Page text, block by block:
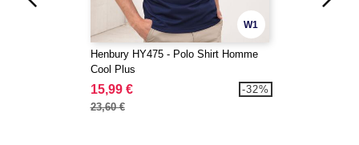
W1
Henbury HY475 - Polo Shirt Homme
Cool Plus
15,99 €
23,60 €
-32%